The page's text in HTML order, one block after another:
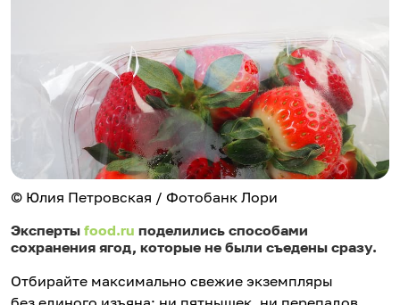
© Юлия Петровская / Фотобанк Лори
Эксперты food.ru поделились способами
сохранения ягод, которые не были съедены сразу.
Отбирайте максимально свежие экземпляры